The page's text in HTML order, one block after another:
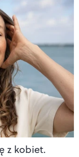
z kobiet.